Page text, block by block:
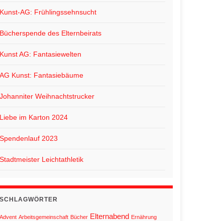
Kunst-AG: Frühlingssehnsucht
Bücherspende des Elternbeirats
Kunst AG: Fantasiewelten
AG Kunst: Fantasiebäume
Johanniter Weihnachtstrucker
Liebe im Karton 2024
Spendenlauf 2023
Stadtmeister Leichtathletik
SCHLAGWÖRTER
Advent Arbeitsgemeinschaft Bücher Elternabend Ernährung